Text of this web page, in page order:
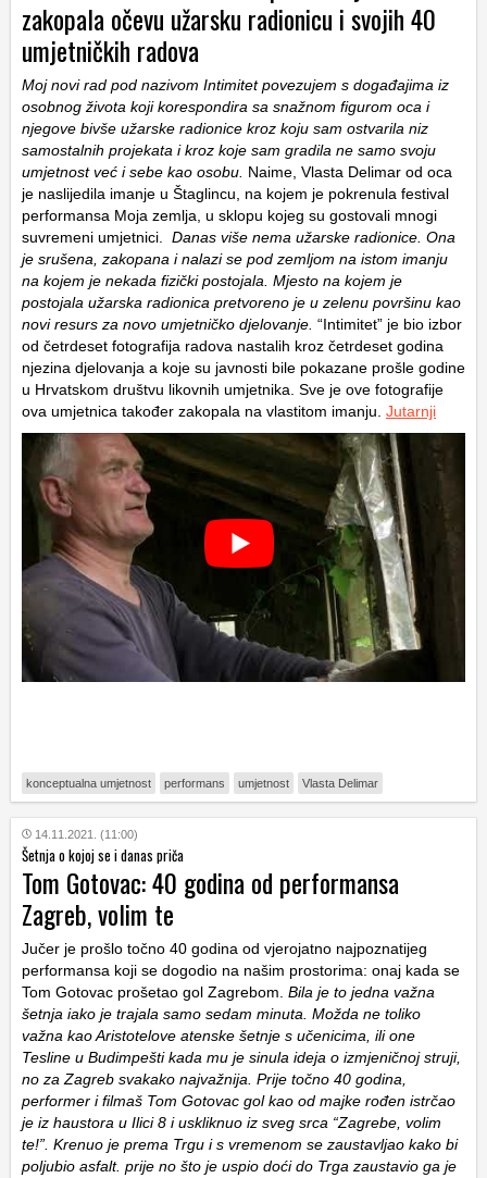
zakopala očevu užarsku radionicu i svojih 40
umjetničkih radova
Moj novi rad pod nazivom Intimitet povezujem s događajima iz
osobnog života koji korespondira sa snažnom figurom oca i
njegove bivše užarske radionice kroz koju sam ostvarila niz
samostalnih projekata i kroz koje sam gradila ne samo svoju
umjetnost već i sebe kao osobu. Naime, Vlasta Delimar od oca
je naslijedila imanje u Štaglincu, na kojem je pokrenula festival
performansa Moja zemlja, u sklopu kojeg su gostovali mnogi
suvremeni umjetnici.
Danas više nema užarske radionice. Ona
je srušena, zakopana i nalazi se pod zemljom na istom imanju
na kojem je nekada fizički postojala. Mjesto na kojem je
postojala užarska radionica pretvoreno je u zelenu površinu kao
novi resurs za novo umjetničko djelovanje. “Intimitet” je bio izbor
od četrdeset fotografija radova nastalih kroz četrdeset godina
njezina djelovanja a koje su javnosti bile pokazane prošle godine
u Hrvatskom društvu likovnih umjetnika. Sve je ove fotografije
ova umjetnica također zakopala na vlastitom imanju. Jutarnji
konceptualna umjetnost performans umjetnost Vlasta Delimar
14.11.2021. (11:00)
Šetnja o kojoj se i danas priča
Tom Gotovac: 40 godina od performansa
Zagreb, volim te
Jučer je prošlo točno 40 godina od vjerojatno najpoznatijeg
performansa koji se dogodio na našim prostorima: onaj kada se
Tom Gotovac prošetao gol Zagrebom. Bila je to jedna važna
šetnja iako je trajala samo sedam minuta. Možda ne toliko
važna kao Aristotelove atenske šetnje s učenicima, ili one
Tesline u Budimpešti kada mu je sinula ideja o izmjeničnoj struji,
no za Zagreb svakako najvažnija. Prije točno 40 godina,
performer i filmaš Tom Gotovac gol kao od majke rođen istrčao
je iz haustora u Ilici 8 i uskliknuo iz sveg srca “Zagrebe, volim
te!”. Krenuo je prema Trgu i s vremenom se zaustavljao kako bi
poljubio asfalt. prije no što je uspio doći do Trga zaustavio ga je